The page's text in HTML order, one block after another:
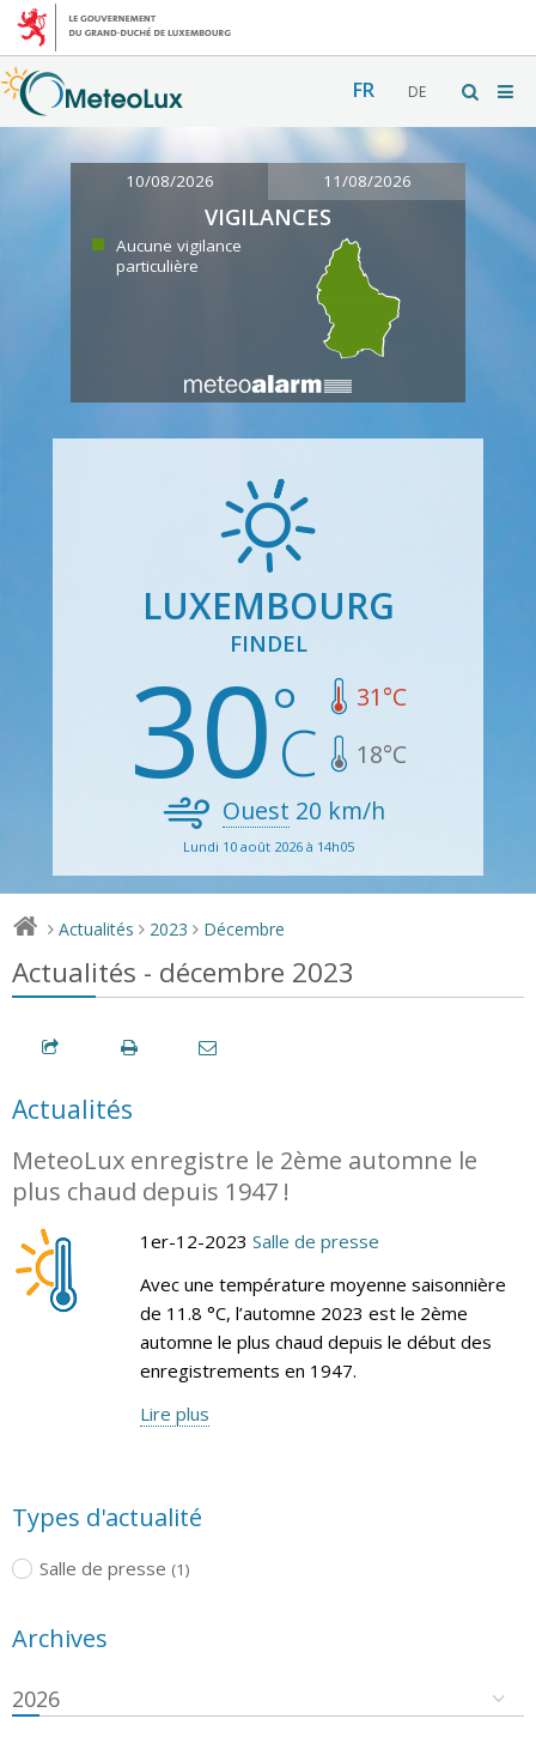
FR DE
10/08/2026 11/08/2026
VIGILANCES
Aucune vigilance
particulière
LUXEMBOURG
FINDEL
30 31°C
18°C
Ouest 20 km/h
Lundi 10 août 2026 à 14h05
> Actualités > 2023 > Décembre
Actualités - décembre 2023
Actualités
MeteoLux enregistre le 2ème automne le
plus chaud depuis 1947 !
1er-12-2023 Salle de presse
Avec une température moyenne saisonnière
de 11.8 °C, l’automne 2023 est le 2ème
automne le plus chaud depuis le début des
enregistrements en 1947.
Lire plus
Types d'actualité
Salle de presse (1)
Archives
2026